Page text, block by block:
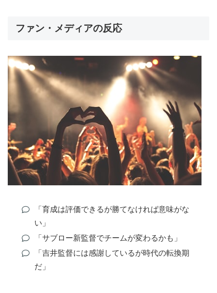
ファン・メディアの反応
「育成は評価できるが勝てなければ意味がな
い」
「サブロー新監督でチームが変わるかも」
「吉井監督には感謝しているが時代の転換期
だ」